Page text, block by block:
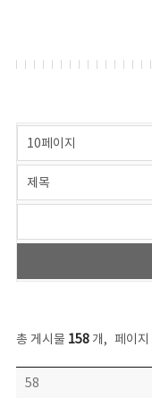
총 게시물 158개, 페이지
콘텐츠이슈 목록 - 번호, 제목, 작성자, 파일, 조회수, 작성일 정보 제공
58